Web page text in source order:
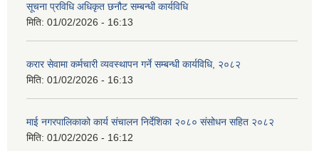
सूचना प्रविधि अधिकृत छनौट सम्बन्धी कार्यविधि
मिति: 01/02/2026 - 16:13
करार सेवामा कर्मचारी व्यवस्थापन गर्ने सम्बन्धी कार्यविधि, २०८२
मिति: 01/02/2026 - 16:13
माई नगरपालिकाको कार्य संचालन निर्देशिका २०८० संसोधन सहित २०८२
मिति: 01/02/2026 - 16:12